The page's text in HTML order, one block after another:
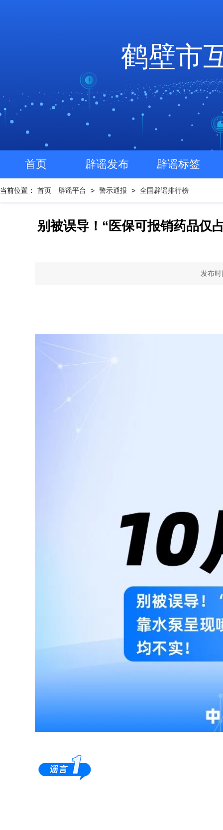
鹤壁市
首页 辟谣发布 辟谣标签
当前位置： 首页 辟谣平台 > 警示通报 > 全国辟谣排行榜
别被误导！“医保可报销药品仅
发布